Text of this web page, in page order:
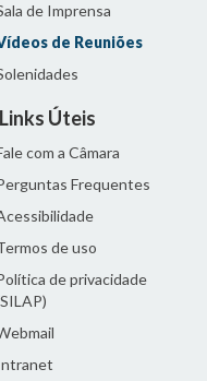
de Imprensa
de Reuniões
Links Úteis
com a Câmara
Frequentes
de uso
de privacidade